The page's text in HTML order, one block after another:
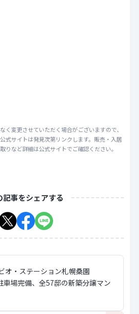
変更させていただく場合がございますので、
式サイトは発見次第リンクします。販売・入居
りなど詳細は公式サイトでご確認ください。
記事をシェアする
オ・ステーション札幌桑園
場完備、全57邸の新築分譲マン